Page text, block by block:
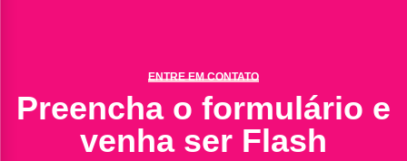
ENTRE EM CONTATO
Preencha o formulário e
venha ser Flash